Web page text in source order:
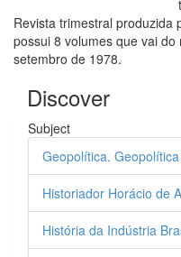
Revista trimestral produzida
possui 8 volumes que vai
setembro de 1978.
Discover
Subject
Geopolítica.
Historiador Horácio de
História da Indústria